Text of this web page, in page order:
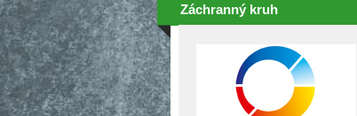
Záchranný kruh